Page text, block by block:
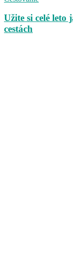
Užite si celé leto
cestách